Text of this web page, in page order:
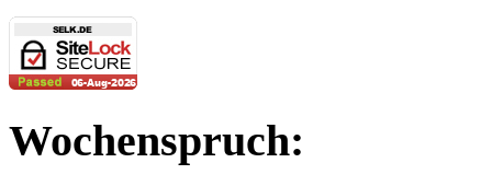
Wochenspruch: